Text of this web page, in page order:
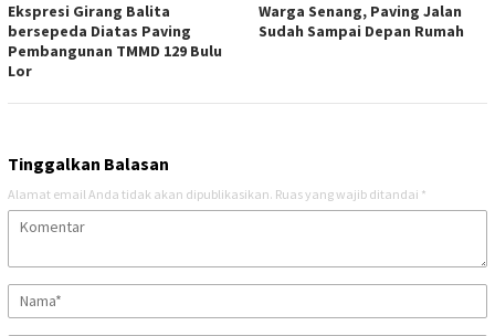
Ekspresi Girang Balita
bersepeda Diatas Paving
Pembangunan TMMD 129 Bulu
Lor
Warga Senang, Paving Jalan
Sudah Sampai Depan Rumah
Tinggalkan Balasan
Alamat email Anda tidak akan dipublikasikan. Ruas yang wajib ditandai *